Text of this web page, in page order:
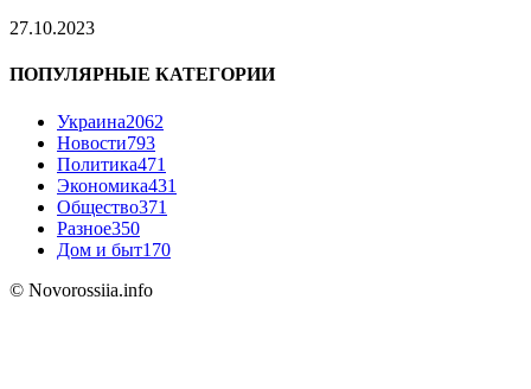
27.10.2023
ПОПУЛЯРНЫЕ КАТЕГОРИИ
Украина2062
Новости793
Политика471
Экономика431
Общество371
Разное350
Дом и быт170
© Novorossiia.info